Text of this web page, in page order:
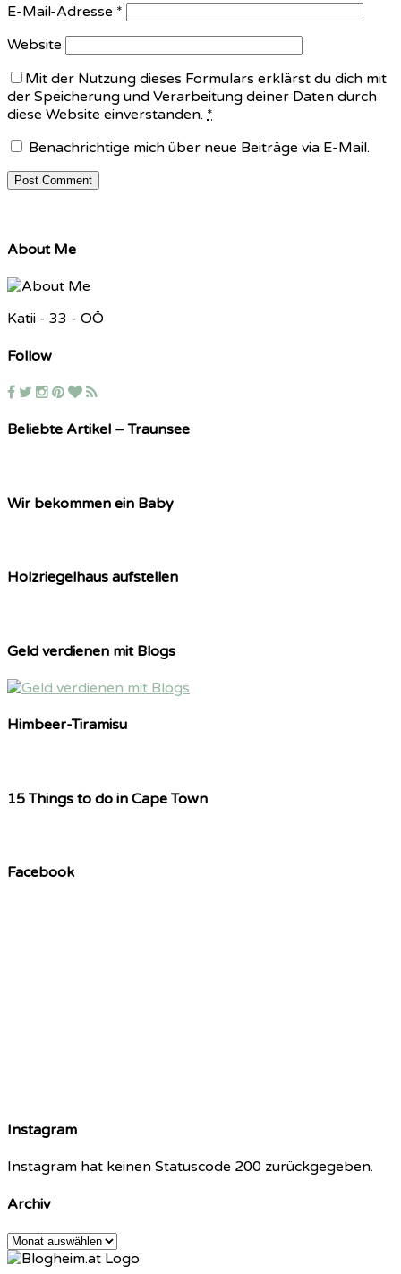
E-Mail-Adresse *
Website
Mit der Nutzung dieses Formulars erklärst du dich mit
der Speicherung und Verarbeitung deiner Daten durch
diese Website einverstanden. *
Benachrichtige mich über neue Beiträge via E-Mail.
About Me
Katii - 33 - OÖ
Follow
Beliebte Artikel – Traunsee
Wir bekommen ein Baby
Holzriegelhaus aufstellen
Geld verdienen mit Blogs
Himbeer-Tiramisu
15 Things to do in Cape Town
Facebook
Instagram
Instagram hat keinen Statuscode 200 zurückgegeben.
Archiv
Archiv